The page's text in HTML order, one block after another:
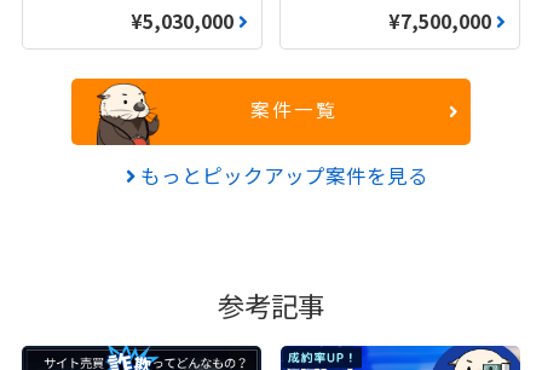
¥5,030,000 ¥7,500,000
案件一覧
もっとピックアップ案件を見る
参考記事